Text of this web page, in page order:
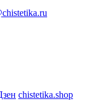
chistetika.shop